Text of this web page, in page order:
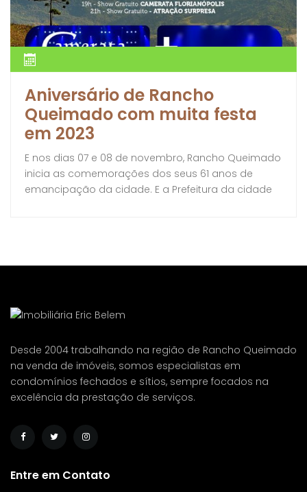
Aniversário de Rancho
Queimado com muita festa
em 2023
E nos dias 07 e 08 de novembro, Rancho Queimado
inicia as comemorações dos seus 61 anos de
emancipação da cidade. E a Prefeitura da cidade
Desde 2004 trabalhando na região de Rancho Queimado
na venda de imóveis, somos especialistas em
condomínios fechados e sítios, sempre focados na
excelência da prestação de serviços.
Entre em Contato